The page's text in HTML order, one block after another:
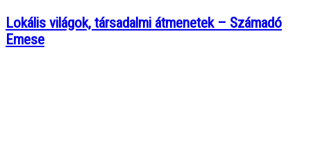
Lokális világok, társadalmi átmenetek – Számadó
Emese